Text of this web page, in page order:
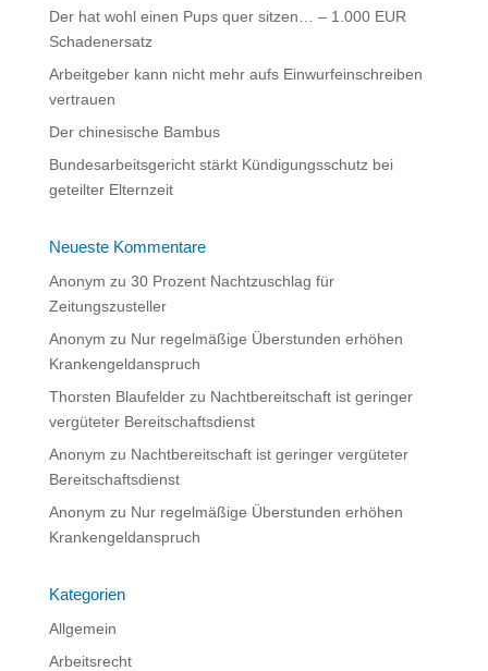
Der hat wohl einen Pups quer sitzen… – 1.000 EUR
Schadenersatz
Arbeitgeber kann nicht mehr aufs Einwurfeinschreiben
vertrauen
Der chinesische Bambus
Bundesarbeitsgericht stärkt Kündigungsschutz bei
geteilter Elternzeit
Neueste Kommentare
Anonym zu 30 Prozent Nachtzuschlag für
Zeitungszusteller
Anonym zu Nur regelmäßige Überstunden erhöhen
Krankengeldanspruch
Thorsten Blaufelderzu Nachtbereitschaft ist geringer
vergüteter Bereitschaftsdienst
Anonym zu Nachtbereitschaft ist geringer vergüteter
Bereitschaftsdienst
Anonym zu Nur regelmäßige Überstunden erhöhen
Krankengeldanspruch
Kategorien
Allgemein
Arbeitsrecht